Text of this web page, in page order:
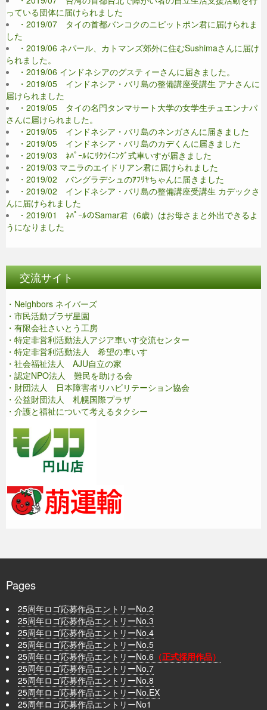
っている団体に届けられました
・2019/07 タイの首都バンコクのニピットポン君に届けられま
した
・2019/06 ネパール、カトマンズ郊外に住むSushimaさんに届け
られました。
・2019/06 インドネシアのグスティーさんに届きました。
・2019/05 インドネシア・バリ島の整備講座受講生 アナさんに
届けられました
・2019/05 タイの名門タンマサート大学の女学生チュエンナパ
さんに届けられました。
・2019/05 インドネシア・バリ島のネンガさんに届きました
・2019/05 インドネシア・バリ島のカデくんに届きました
・2019/03 ﾈﾊﾟｰﾙにﾘｸﾗｲﾆﾝｸﾞ式車いすが届きました
・2019/03 マニラのエイドリアン君に届けられました
・2019/02 バングラデシュのｱﾌﾘﾔちゃんに届きました
・2019/02 インドネシア・バリ島の整備講座受講生 カデックさ
んに届けられました
・2019/01 ﾈﾊﾟｰﾙのSamar君（6歳）はお母さまと外出できるよ
うになりました
交流サイト
・Neighbors ネイバーズ
・市民活動プラザ星園
・有限会社さいとう工房
・特定非営利活動法人アジア車いす交流センター
・特定非営利活動法人 希望の車いす
・社会福祉法人 AJU自立の家
・認定NPO法人 難民を助ける会
・財団法人 日本障害者リハビリテーション協会
・公益財団法人 札幌国際プラザ
・介護と福祉について考えるタクシー
Pages
25周年ロゴ応募作品エントリーNo.2
25周年ロゴ応募作品エントリーNo.3
25周年ロゴ応募作品エントリーNo.4
25周年ロゴ応募作品エントリーNo.5
25周年ロゴ応募作品エントリーNo.6 （正式採用作品）
25周年ロゴ応募作品エントリーNo.7
25周年ロゴ応募作品エントリーNo.8
25周年ロゴ応募作品エントリーNo.EX
25周年ロゴ応募作品エントリーNo1